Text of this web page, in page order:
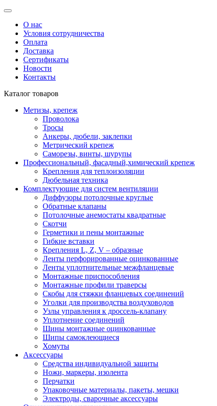
О нас
Условия сотрудничества
Оплата
Доставка
Сертификаты
Новости
Контакты
Каталог товаров
Метизы, крепеж
Проволока
Тросы
Анкеры, дюбели, заклепки
Метрический крепеж
Саморезы, винты, шурупы
Профессиональный, фасадный,химический крепеж
Крепления для теплоизоляции
Дюбельная техника
Комплектующие для систем вентиляции
Диффузоры потолочные круглые
Обратные клапаны
Потолочные анемостаты квадратные
Скотчи
Герметики и пены монтажные
Гибкие вставки
Крепления L, Z, V – образные
Ленты перфорированные оцинкованные
Ленты уплотнительные межфланцевые
Монтажные приспособления
Монтажные профили траверсы
Скобы для стяжки фланцевых соединений
Уголки для производства воздуховодов
Узлы управления к дроссель-клапану
Уплотнение соединений
Шины монтажные оцинкованные
Шипы самоклеющиеся
Хомуты
Аксессуары
Средства индивидуальной защиты
Ножи, маркеры, изолента
Перчатки
Упаковочные материалы, пакеты, мешки
Электроды, сварочные аксессуары